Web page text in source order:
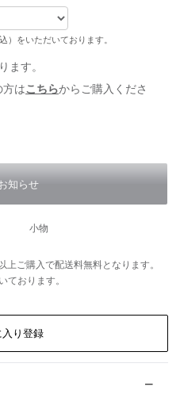
）をいただいております。
ます。
方はこちらからご購入くださ
知らせ
小物
ご購入で配送料無料となります。
ております。
入り登録